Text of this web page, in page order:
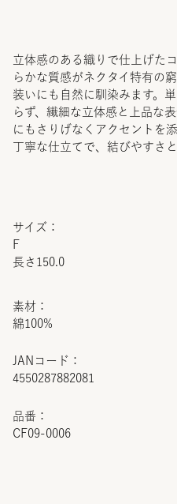
JANコード：
4550287882081
品番：
CF09-0006
立体感のある織りで仕上げた
らかな質感がネクタイ特有の
装いにも自然に馴染みます。
らず、繊細な立体感と上品な
にもさりげなくアクセントを
丁寧な仕立てで、結びやすさ
サイズ：
F
長さ150.0
素材：
綿100%